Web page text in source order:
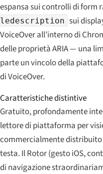
espansa sui controlli di form
ledescription sui
VoiceOver all’interno di
delle proprietà ARIA — una
parte un vincolo della
di VoiceOver.
Caratteristiche distintive
Gratuito, profondamente
lettore di piattaforma per
commercialmente
testa. Il Rotor (gesto iOS,
di navigazione